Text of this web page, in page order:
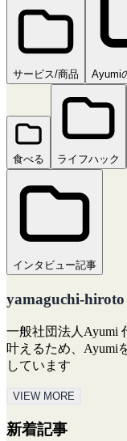
サービス/商品 Ayumi
食べる ライフハック
インタビュー記事
yamaguchi-hiroto
一般社団法人Ayumi
叶えるため、Ayumi
しています
VIEW MORE
新着記事